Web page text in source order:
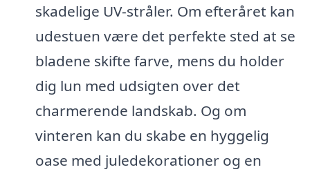
skadelige UV-stråler. Om efteråret kan
udestuen være det perfekte sted at se
bladene skifte farve, mens du holder
dig lun med udsigten over det
charmerende landskab. Og om
vinteren kan du skabe en hyggelig
oase med juledekorationer og en